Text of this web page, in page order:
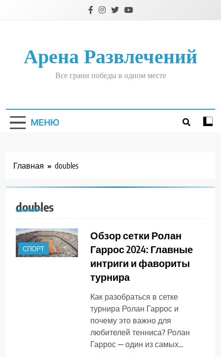
Арена Развлечений
Все грани победы в одном месте
МЕНЮ
Главная doubles
doubles
СПОРТ
Обзор сетки Ролан
Гаррос 2024: Главные
интриги и фавориты
турнира
Как разобраться в сетке
турнира Ролан Гаррос и
почему это важно для
любителей тенниса? Ролан
Гаррос — один из самых…